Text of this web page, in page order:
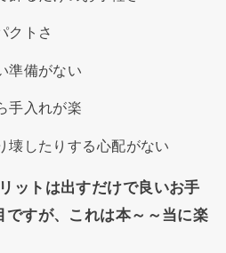
クトさ
準備がない
手入れが楽
壊したりする心配がない
ットは出すだけで良いお手
ですが、これは本～～当に楽